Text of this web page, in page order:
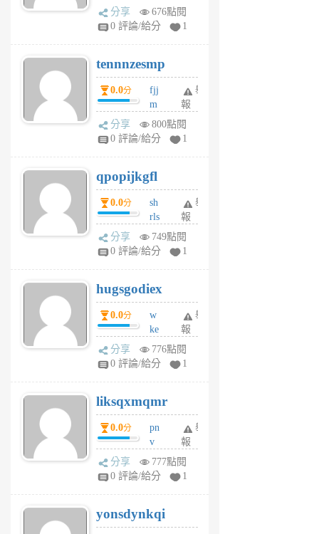
sg
sr
6
個
月
前
分享
676點閱
0 評論/給分
1
tennnzesmp
0.0分
fjj
m
w
rs
6
個
月
前
舉
報
分享
800點閱
0 評論/給分
1
qpopijkgfl
0.0分
sh
rls
k
m
6
個
月
前
舉
報
分享
749點閱
0 評論/給分
1
hugsgodiex
0.0分
w
ke
rv
pj
6
個
月
前
舉
報
分享
776點閱
0 評論/給分
1
liksqxmqmr
0.0分
pn
v
wt
sv
6
個
舉
報
分享
777點閱
0 評論/給分
1
yonsdynkqi